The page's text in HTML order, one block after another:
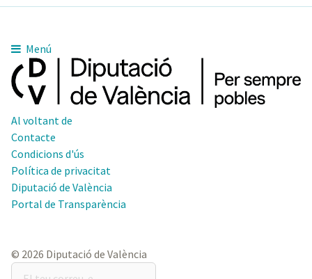
Menú
Al voltant de
Contacte
Condicions d'ús
Política de privacitat
Diputació de València
Portal de Transparència
© 2026 Diputació de València